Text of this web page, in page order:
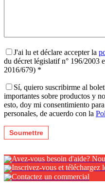
J'ai lu et déclare accepter la
du décret législatif n° 196/2003
2016/679) *
Sí, quiero suscribirme al
importantes sobre productos y
esto, doy mi consentimiento
personales, de acuerdo con la
Avez-vous besoin d'aide?
Inscrivez-vous et téléchargez
Contactez un commercial